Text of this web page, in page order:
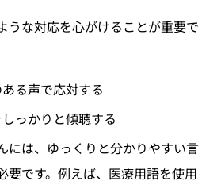
うな対応を心がけることが重要で
る声で応対する
っかりと傾聴する
には、ゆっくりと分かりやすい言
要です。例えば、医療用語を使用